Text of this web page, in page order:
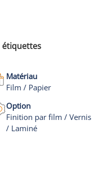
étiquettes
Matériau
Film / Papier
Option
Finition par film / Vernis
/ Laminé